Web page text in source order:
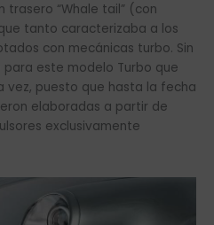
“Whale tail” (con
tanto caracterizaba a los
con mecánicas turbo. Sin
este modelo Turbo que
vez, puesto que hasta la fecha
elaboradas a partir de
exclusivamente